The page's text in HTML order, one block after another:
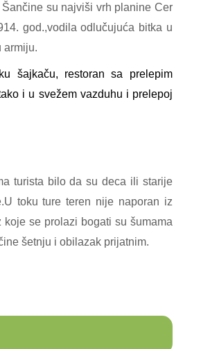
su najviši vrh planine Cer
god.,vodila odlučujuća bitka u
armiju.
šajkaču, restoran sa prelepim
i u svežem vazduhu i prelepoj
turista bilo da su deca ili starije
toku ture teren nije naporan iz
se prolazi bogati su šumama
šetnju i obilazak prijatnim.